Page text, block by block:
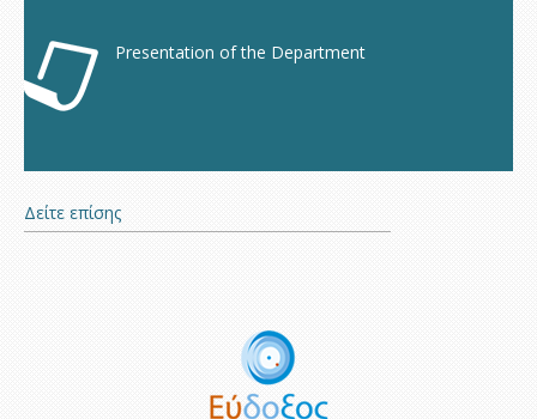
Presentation of the Department
Δείτε επίσης